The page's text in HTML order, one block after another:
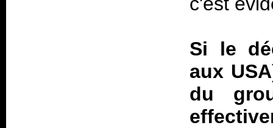
Si le
aux
du